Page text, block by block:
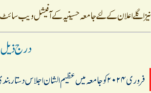
نیز اگلے اعلان کے لئے جامعہ حسینیہ کے آفیشل ویب سائٹ
درج ذیل
۱۸، ۱۹ فروری ۲۰۲۴ کوجامعہ میں عظیم الشان اجلاس دستاربندی